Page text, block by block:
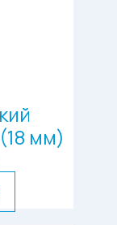
мм)